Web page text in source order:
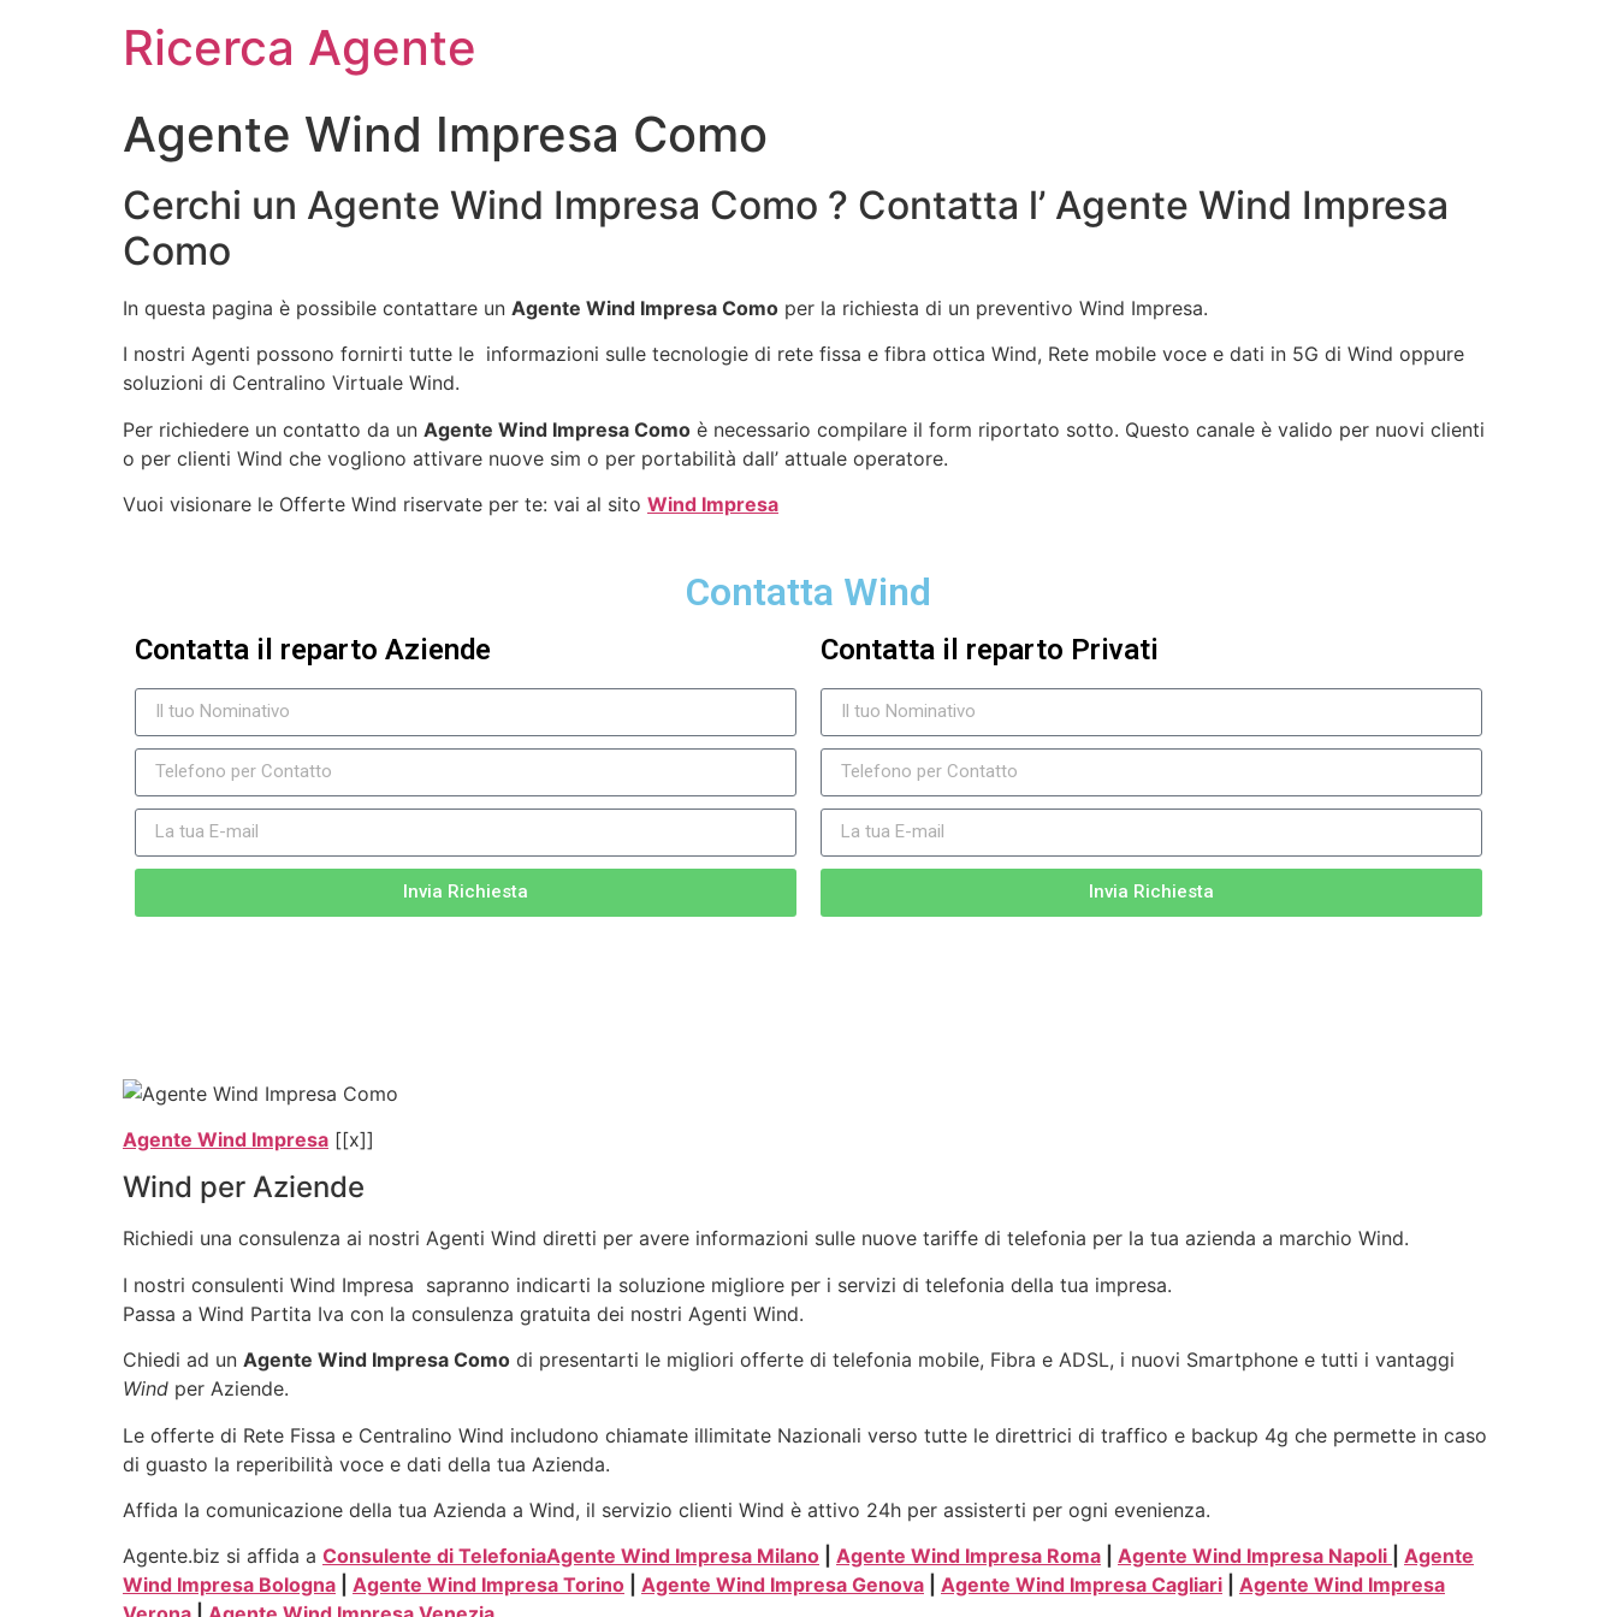
Ricerca Agente
Agente Wind Impresa Como
Cerchi un Agente Wind Impresa Como ? Contatta l’ Agente Wind Impresa
Como
In questa pagina è possibile contattare un Agente Wind Impresa Como per la richiesta di un preventivo Wind Impresa.
I nostri Agenti possono fornirti tutte le informazioni sulle tecnologie di rete fissa e fibra ottica Wind, Rete mobile voce e dati in 5G di Wind oppure
soluzioni di Centralino Virtuale Wind.
Per richiedere un contatto da un Agente Wind Impresa Como è necessario compilare il form riportato sotto. Questo canale è valido per nuovi clienti
o per clienti Wind che vogliono attivare nuove sim o per portabilità dall’ attuale operatore.
Vuoi visionare le Offerte Wind riservate per te: vai al sito Wind Impresa
Contatta Wind
Contatta il reparto Aziende
Invia Richiesta
Contatta il reparto Privati
Invia Richiesta
Agente Wind Impresa [[x]]
Wind per Aziende
Richiedi una consulenza ai nostri Agenti Wind diretti per avere informazioni sulle nuove tariffe di telefonia per la tua azienda a marchio Wind.
I nostri consulenti Wind Impresa sapranno indicarti la soluzione migliore per i servizi di telefonia della tua impresa.
Passa a Wind Partita Iva con la consulenza gratuita dei nostri Agenti Wind.
Chiedi ad un Agente Wind Impresa Como di presentarti le migliori offerte di telefonia mobile, Fibra e ADSL, i nuovi Smartphone e tutti i vantaggi
Wind per Aziende.
Le offerte di Rete Fissa e Centralino Wind includono chiamate illimitate Nazionali verso tutte le direttrici di traffico e backup 4g che permette in caso
di guasto la reperibilità voce e dati della tua Azienda.
Affida la comunicazione della tua Azienda a Wind, il servizio clienti Wind è attivo 24h per assisterti per ogni evenienza.
Agente.biz si affida a Consulente di TelefoniaAgente Wind Impresa Milano Agente Wind Impresa Roma Agente Wind Impresa Napoli
Agente
Wind Impresa Bologna
Agente Wind Impresa Torino Agente Wind Impresa Genova Agente Wind Impresa Cagliari
Agente Wind Impresa